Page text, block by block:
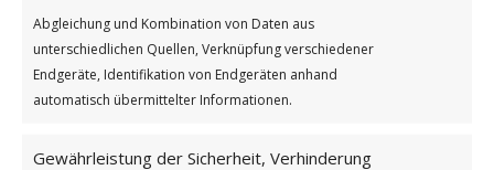
Abgleichung und Kombination von Daten aus
unterschiedlichen Quellen, Verknüpfung verschiedener
Endgeräte, Identifikation von Endgeräten anhand
automatisch übermittelter Informationen.
Gewährleistung der Sicherheit, Verhinderung